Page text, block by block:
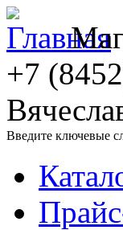
+7
Введите ключевые